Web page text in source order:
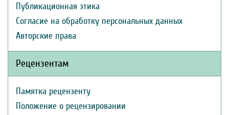
Публикационная этика
Согласие на обработку персональных данных
Авторские права
Рецензентам
Памятка рецензенту
Положение о рецензировании